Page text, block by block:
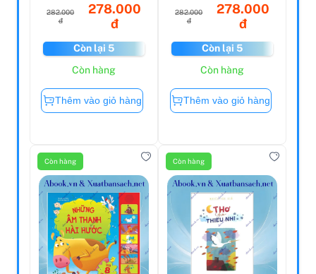
282.000
đ
278.000
đ
Còn lại 5
Còn hàng
Thêm vào giỏ hàng
282.000
đ
278.000
đ
Còn lại 5
Còn hàng
Thêm vào giỏ hàng
Còn hàng Còn hàng